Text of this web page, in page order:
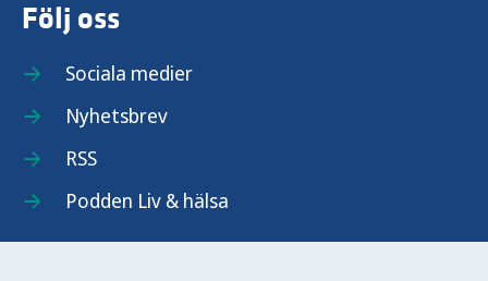
Följ oss
Sociala medier
Nyhetsbrev
RSS
Podden Liv & hälsa